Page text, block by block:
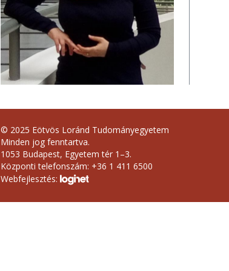
© 2025 Eötvös Loránd Tudományegyetem
Minden jog fenntartva.
1053 Budapest, Egyetem tér 1–3.
Központi telefonszám: +36 1 411 6500
Webfejlesztés: